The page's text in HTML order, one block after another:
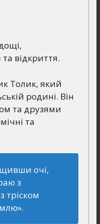
відкриття.
Толик, який
родині. Він
та друзями
та
очі,
з
тріском